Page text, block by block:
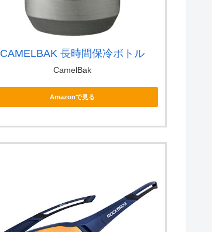
CAMELBAK 長時間保冷ボトル
CamelBak
Amazonで見る